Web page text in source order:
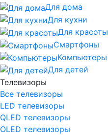
Для дома
Для кухни
Для красоты
Смартфоны
Компьютеры
Для детей
Телевизоры
Все телевизоры
LED телевизоры
QLED телевизоры
OLED телевизоры